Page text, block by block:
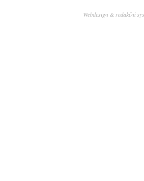
Webdesign & redakční